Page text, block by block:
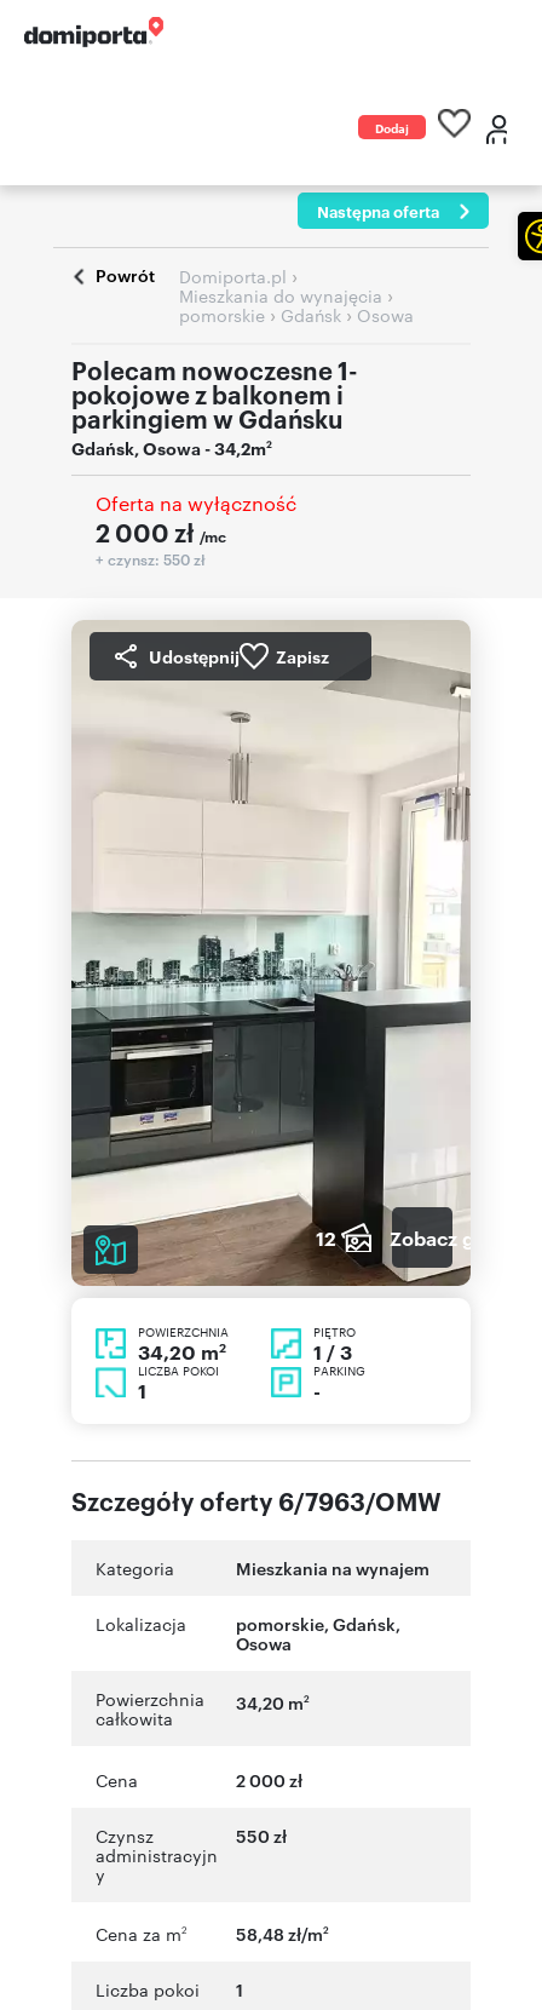
Dodaj
Następna oferta
Powrót Domiporta.pl ›
Mieszkania do wynajęcia ›
pomorskie › Gdańsk›Osowa
Polecam nowoczesne 1-
pokojowe z balkonem i
parkingiem w Gdańsku
Gdańsk,Osowa- 34,2m2
Oferta na wyłączność
2 000 zł /mc
+ czynsz: 550 zł
Udostępnij Zapisz
12 Zobacz galerię
POWIERZCHNIA
34,20 m2
PIĘTRO
1 / 3
LICZBA POKOI
1
PARKING
-
Szczegóły oferty 6/7963/OMW
Kategoria Mieszkania na wynajem
Lokalizacja pomorskie, Gdańsk,
Osowa
Powierzchnia
całkowita
34,20 m2
Cena 2 000 zł
Czynsz
administracyjn
y
550 zł
Cena za m2 58,48 zł/m2
Liczba pokoi 1